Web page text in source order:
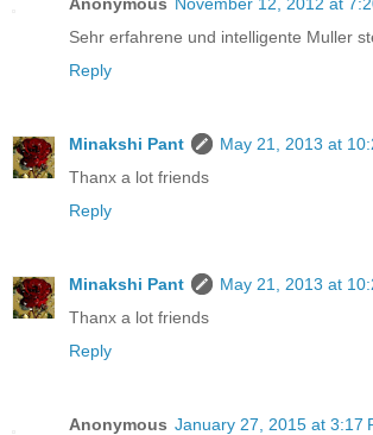
Sehr erfahrene und intelligente Muller
Reply
Minakshi Pant
May 21, 2013 at
Thanx a lot friends
Reply
Minakshi Pant
May 21, 2013 at
Thanx a lot friends
Reply
Anonymous January 27, 2015 at 3:17